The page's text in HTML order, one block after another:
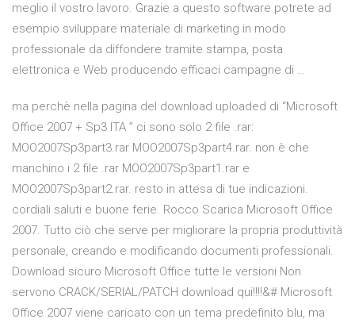
meglio il vostro lavoro. Grazie a questo software potrete ad
esempio sviluppare materiale di marketing in modo
professionale da diffondere tramite stampa, posta
elettronica e Web producendo efficaci campagne di …
ma perchè nella pagina del download uploaded di “Microsoft
Office 2007 + Sp3 ITA ” ci sono solo 2 file .rar:
MOO2007Sp3part3.rar MOO2007Sp3part4.rar. non è che
manchino i 2 file .rar MOO2007Sp3part1.rar e
MOO2007Sp3part2.rar. resto in attesa di tue indicazioni.
cordiali saluti e buone ferie. Rocco Scarica Microsoft Office
2007. Tutto ciò che serve per migliorare la propria produttività
personale, creando e modificando documenti professionali.
Download sicuro Microsoft Office tutte le versioni Non
servono CRACK/SERIAL/PATCH download qui!!!!&# Microsoft
Office 2007 viene caricato con un tema predefinito blu, ma